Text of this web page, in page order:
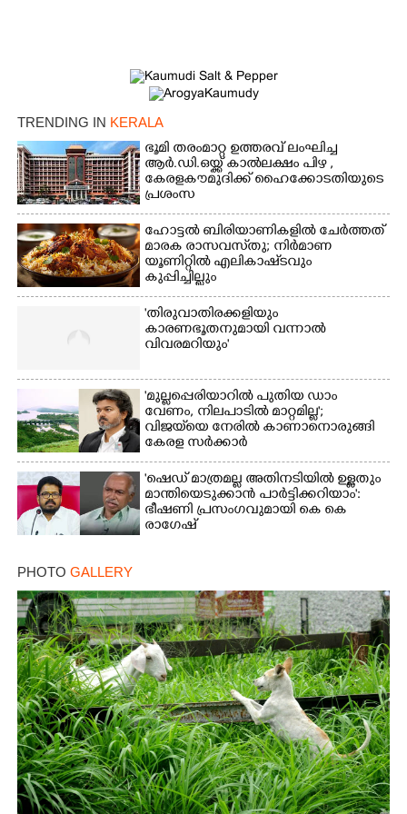
TRENDING IN KERALA
ഭൂമി തരംമാറ്റ ഉത്തരവ് ലംഘിച്ച
ആർ.ഡി.ഒയ്ക്ക് കാൽലക്ഷം പിഴ ,​
കേരളകൗമുദിക്ക് ഹൈക്കോടതിയുടെ
പ്രശംസ
ഹോട്ടൽ ബിരിയാണികളിൽ ചേർത്തത്
മാരക രാസവസ്‌തു; നിർമാണ
യൂണിറ്റിൽ എലികാഷ്‌ടവും
കുപ്പിച്ചില്ലും
'തിരുവാതിരക്കളിയും
കാരണഭൂതനുമായി വന്നാൽ
വിവരമറിയും '
'മുല്ലപ്പെരിയാറിൽ പുതിയ ഡാം
വേണം, നിലപാടിൽ മാറ്റമില്ല';
വിജയ്‌യെ നേരിൽ കാണാനൊരുങ്ങി
കേരള സർക്കാർ
'ഷെഡ് മാത്രമല്ല അതിനടിയിൽ ഉള്ളതും
മാന്തിയെടുക്കാൻ പാർട്ടിക്കറിയാം':
ഭീഷണി പ്രസംഗവുമായി കെ കെ
രാഗേഷ്
PHOTO GALLERY